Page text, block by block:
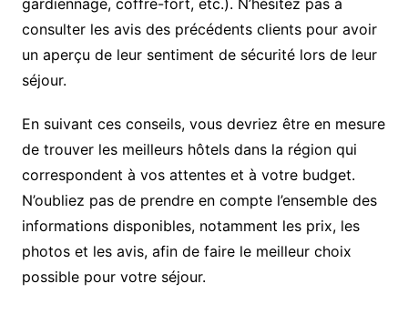
consulter les avis des précédents clients pour avoir
un aperçu de leur sentiment de sécurité lors de leur
séjour.
En suivant ces conseils, vous devriez être en mesure
de trouver les meilleurs hôtels dans la région qui
correspondent à vos attentes et à votre budget.
N’oubliez pas de prendre en compte l’ensemble des
informations disponibles, notamment les prix, les
photos et les avis, afin de faire le meilleur choix
possible pour votre séjour.